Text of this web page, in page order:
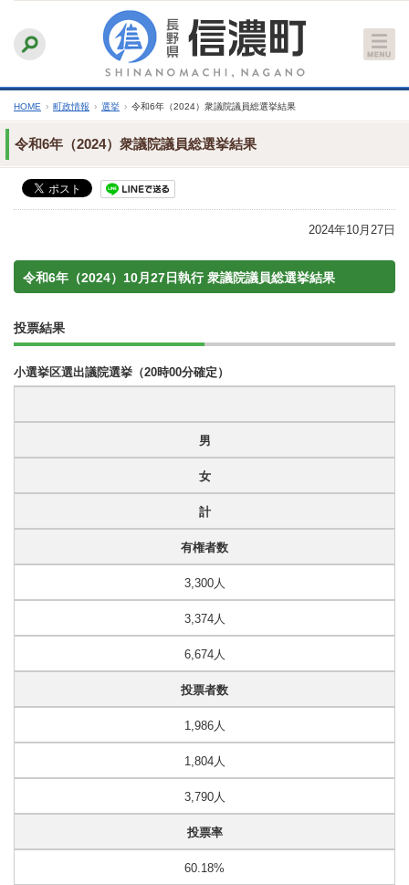
文
へ
ふりがなをつける
文字サイズ
縮小 標準 拡大
HOME › 町政情報 › 選挙 › 令和6年（2024）衆議院議員総選挙結果
令和6年（2024）衆議院議員総選挙結果
2024年10月27日
令和6年（2024）10月27日執行 衆議院議員総選挙結果
投票結果
小選挙区選出議院選挙（20時00分確定）
男
女
計
有権者数
3,300人
3,374人
6,674人
投票者数
1,986人
1,804人
3,790人
投票率
60.18%